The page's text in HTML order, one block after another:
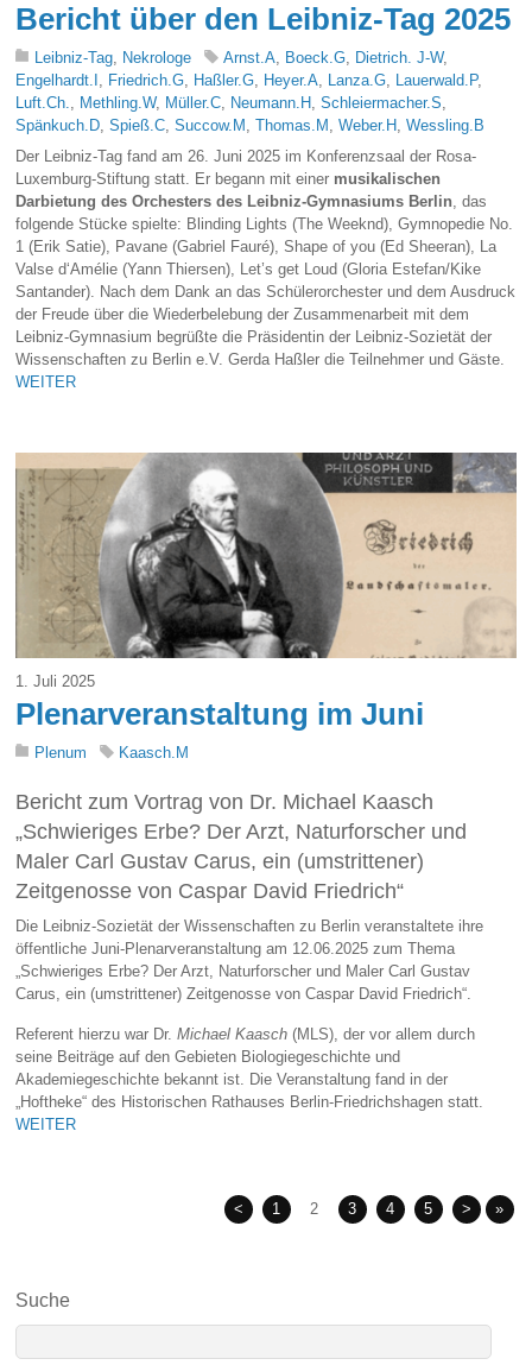
Bericht über den Leibniz-Tag 2025
Leibniz-Tag, Nekrologe Arnst.A, Boeck.G, Dietrich. J-W,
Engelhardt.I , Friedrich.G, Haßler.G, Heyer.A, Lanza.G, Lauerwald.P,
Luft.Ch., Methling.W, Müller.C, Neumann.H ,Schleiermacher.S,
Spänkuch.D,Spieß.C,Succow.M ,Thomas.M ,Weber.H ,Wessling.B
Der Leibniz-Tag fand am 26. Juni 2025 im Konferenzsaal der Rosa-
Luxemburg-Stiftung statt. Er begann mit einer musikalischen
Darbietung des Orchesters des Leibniz-Gymnasiums Berlin, das
folgende Stücke spielte: Blinding Lights (The Weeknd), Gymnopedie No.
1 (Erik Satie), Pavane (Gabriel Fauré), Shape of you (Ed Sheeran), La
Valse d‘Amélie (Yann Thiersen), Let’s get Loud (Gloria Estefan/Kike
Santander). Nach dem Dank an das Schülerorchester und dem Ausdruck
der Freude über die Wiederbelebung der Zusammenarbeit mit dem
Leibniz-Gymnasium begrüßte die Präsidentin der Leibniz-Sozietät der
Wissenschaften zu Berlin e.V. Gerda Haßler die Teilnehmer und Gäste.
WEITER
1. Juli 2025
Plenarveranstaltung im Juni
Plenum Kaasch.M
Bericht zum Vortrag von Dr. Michael Kaasch
„Schwieriges Erbe? Der Arzt, Naturforscher und
Maler Carl Gustav Carus, ein (umstrittener)
Zeitgenosse von Caspar David Friedrich“
Die Leibniz-Sozietät der Wissenschaften zu Berlin veranstaltete ihre
öffentliche Juni-Plenarveranstaltung am 12.06.2025 zum Thema
„Schwieriges Erbe? Der Arzt, Naturforscher und Maler Carl Gustav
Carus, ein (umstrittener) Zeitgenosse von Caspar David Friedrich“.
Referent hierzu war Dr.Michael Kaasch (MLS), der vor allem durch
seine Beiträge auf den Gebieten Biologiegeschichte und
Akademiegeschichte bekannt ist. Die Veranstaltung fand in der
„Hoftheke“ des Historischen Rathauses Berlin-Friedrichshagen statt.
WEITER
< 1 2 3 4 5 > »
Suche